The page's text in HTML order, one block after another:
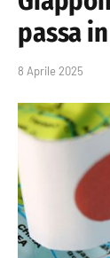
passa
8 Aprile 2025